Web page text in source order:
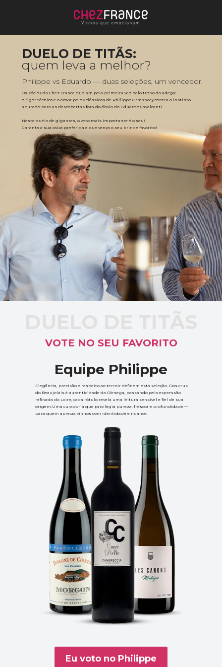
DUELO DE TITÃS:
quem leva a melhor?
Philippe vs Eduardo — duas seleções, um vencedor.
Os sócios da Chez France duelam pela primeira vez pelo trono da adega:
o rigor técnico e o amor pelos clássicos de Philippe Ormancey contra o instinto
apurado para as descobertas fora do óbvio do Eduardo Cavalcanti.
Neste duelo de gigantes, o voto mais importante é o seu!
Garanta a sua caixa preferida e que vença o seu brinde favorito!
VOTE NO SEU FAVORITO
Equipe Philippe
Elegância, precisão e respeito ao terroir definem esta seleção. Dos crus
do Beaujolais à autenticidade da Córsega, passando pela expressão
refinada do Loire, cada rótulo revela uma leitura sensível e fiel de sua
origem.Uma curadoria que privilegia pureza, frescor e profundidade —
para quem aprecia vinhos com identidade e nuance.
Eu voto no Philippe